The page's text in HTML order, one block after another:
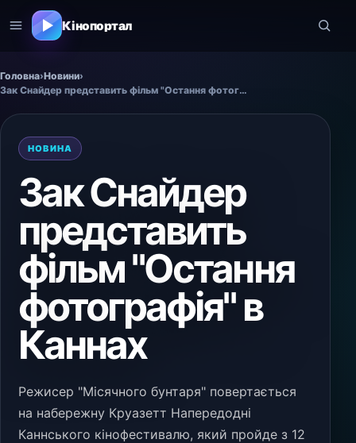
Кінопортал
Головна›Новини›
Зак Снайдер представить фільм "Остання фотографія" в Каннах
НОВИНА
Зак Снайдер
представить
фільм "Остання
фотографія" в
Каннах
Режисер "Місячного бунтаря" повертається
на набережну Круазетт Напередодні
Каннського кінофестивалю, який пройде з 12